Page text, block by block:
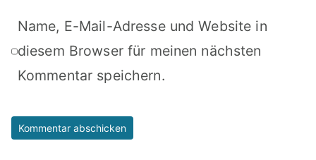
Name, E-Mail-Adresse und Website in
diesem Browser für meinen nächsten
Kommentar speichern.